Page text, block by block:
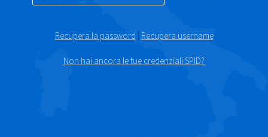
Recupera la password | Recupera username
Non hai ancora le tue credenziali SPID?